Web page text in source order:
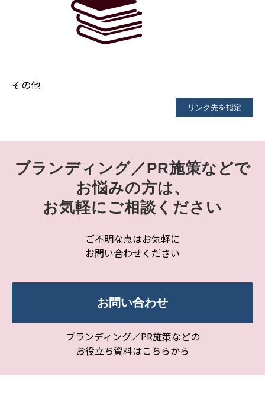
その他
リンク先を指定
ブランディング／PR施策などで
お悩みの方は、
お気軽にご相談ください
ご不明な点はお気軽に
お問い合わせください
お問い合わせ
ブランディング／PR施策などの
お役立ち資料はこちらから